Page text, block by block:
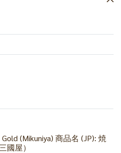
(Mikuniya) 商品名 (JP): 焼
國屋）